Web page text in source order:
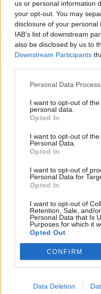
us or personal information
your opt-out. You may
disclosure of your
IAB’s list of downstream
also be disclosed by us to
Downstream Participants
Personal Data
I want to opt-out of
personal data.
Opted In
I want to opt-out of
Personal Data.
Opted In
I want to opt-out of
Personal Data for
Opted In
I want to opt-out of
Retention, Sale, and/
Personal Data that Is
Purposes for which it
Opted Out
CONFIRM
Data Deletion
Природен газ
Европа през 2028
09.08.2026 / 17:30
Белият дом